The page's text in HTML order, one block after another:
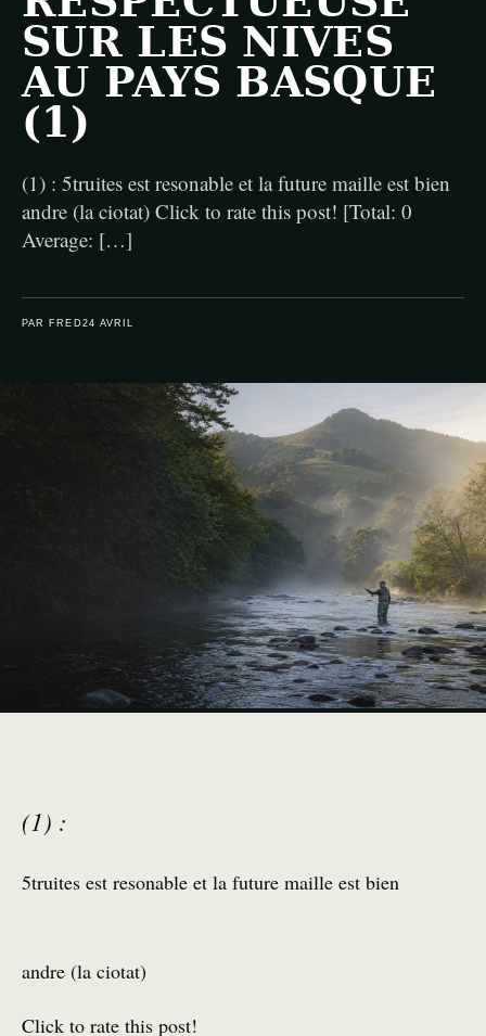
SUR LES NIVES
AU PAYS BASQUE
(1)
(1) : 5truites est resonable et la future maille est bien
andre (la ciotat) Click to rate this post! [Total: 0
Average: […]
PAR FRED 24 AVRIL
(1) :
5truites est resonable et la future maille est bien
andre (la ciotat)
Click to rate this post!